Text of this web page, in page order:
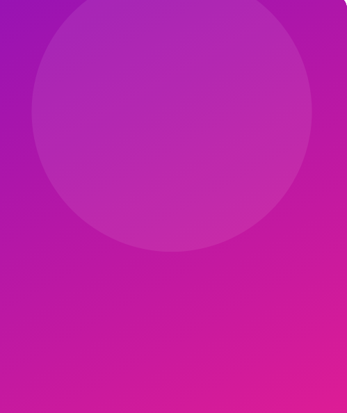
fast food kaçışı olmaz.
diyeti kalp-damar riskini %30 azaltıyor. Pilates ile uyumu mükemmel.
Reformer gibi yüksek yoğunluk için kahvaltı sonrası planlanmalı.